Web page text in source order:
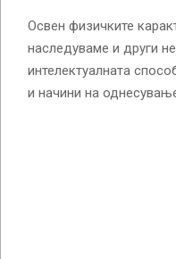
Освен физичките
наследуваме и други
интелектуалната
и начини на